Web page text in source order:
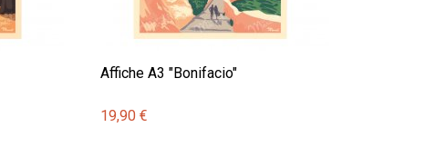
Affiche A3 "Bonifacio"
19,90 €